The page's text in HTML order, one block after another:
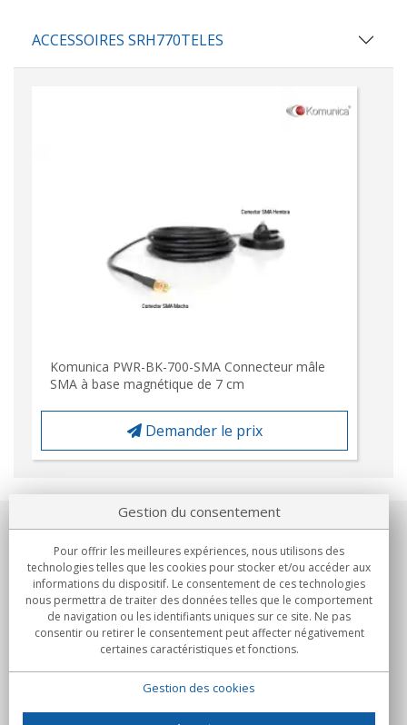
ACCESSOIRES SRH770TELES
Komunica PWR-BK-700-SMA Connecteur mâle
SMA à base magnétique de 7 cm
Demander le prix
Notre société
Engagements
Achats
Gestion du consentement
Pour offrir les meilleures expériences, nous utilisons des
technologies telles que les cookies pour stocker et/ou accéder aux
informations du dispositif. Le consentement de ces technologies
nous permettra de traiter des données telles que le comportement
de navigation ou les identifiants uniques sur ce site. Ne pas
consentir ou retirer le consentement peut affecter négativement
certaines caractéristiques et fonctions.
Gestion des cookies